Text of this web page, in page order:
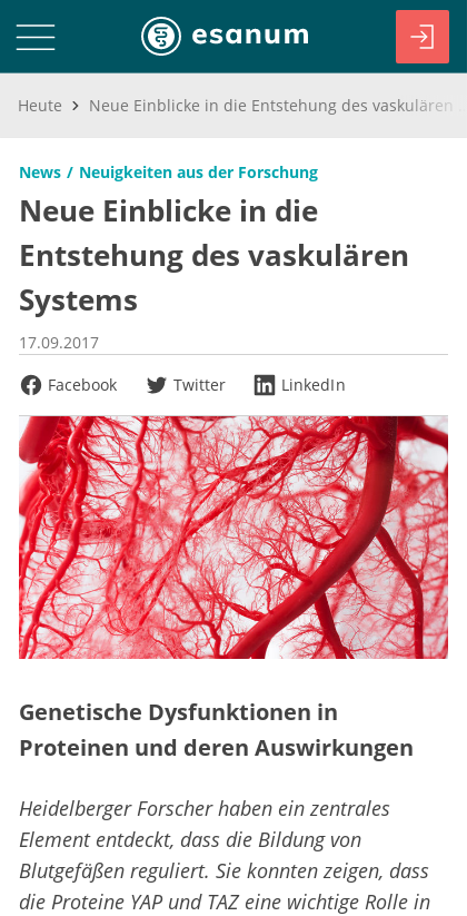
Heute
News Neuigkeiten aus der Forschung
Neue Einblicke in die
Entstehung des vaskulären
Systems
17.09.2017
Facebook
Twitter LinkedIn
Genetische Dysfunktionen in
Proteinen und deren Auswirkungen
Heidelberger Forscher haben ein zentrales
Element entdeckt, dass die Bildung von
Blutgefäßen reguliert. Sie konnten zeigen, dass
die Proteine YAP und TAZ eine wichtige Rolle in